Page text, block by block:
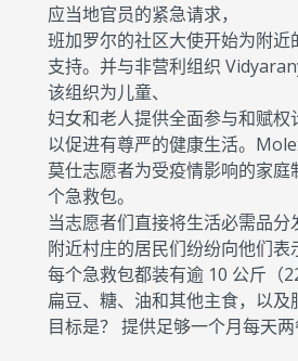
应当地官员的紧急请求，
班加罗尔的社区大使开始为附近
支持。并与非营利组织
该组织为儿童、
妇女和老人提供全面参与和赋权
以促进有尊严的健康生活。
莫仕志愿者为受疫情影响的家庭
个急救包。
当志愿者们直接将生活必需品分
附近村庄的居民们纷纷向他们表
每个急救包都装有逾 10 公斤（
扁豆、糖、油和其他主食，以及
目标是？ 提供足够一个月每天两